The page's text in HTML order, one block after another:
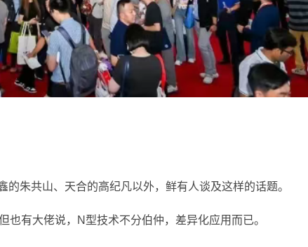
朱共山、天合的高纪凡以外，鲜有人谈及这样的话题。
有大佬说，N型技术不分伯仲，差异化应用而已。